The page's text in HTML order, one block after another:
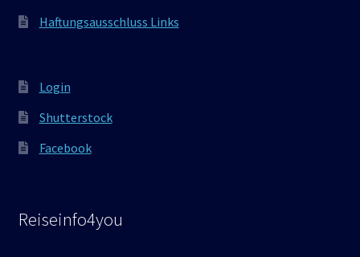
Haftungsausschluss Links
Login
Shutterstock
Facebook
Reiseinfo4you